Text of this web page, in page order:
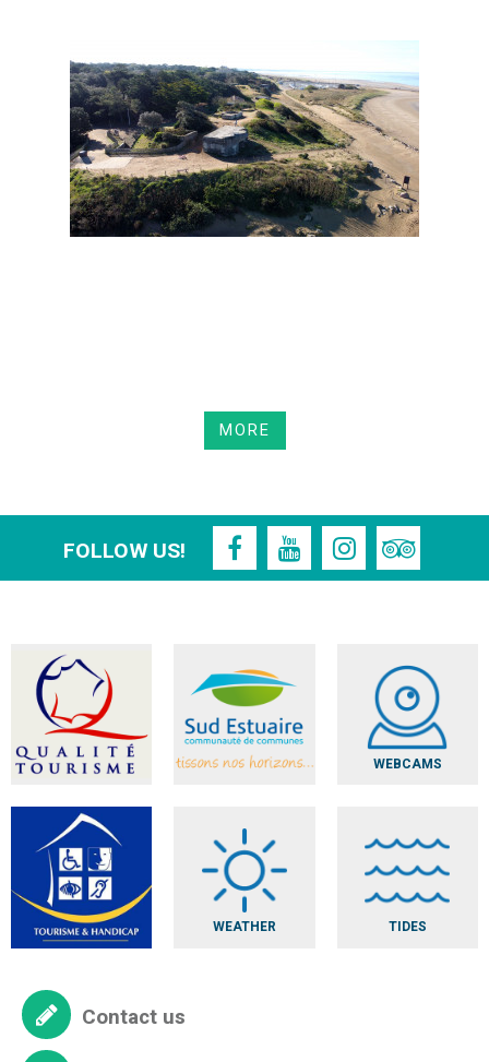
MORE
FOLLOW US!
WEBCAMS
WEATHER TIDES
Contact us